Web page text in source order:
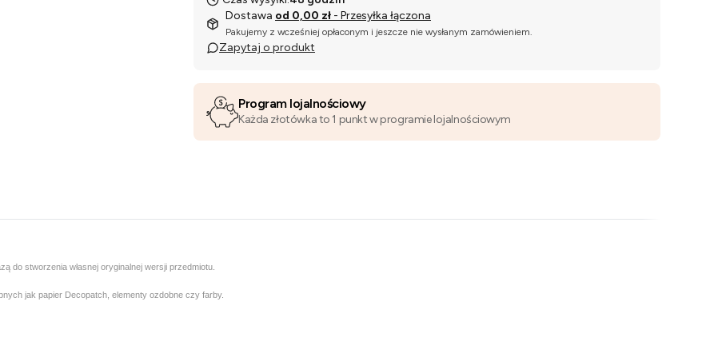
Dostawa od 0,00 zł - Przesyłka łączona
Pakujemy z wcześniej opłaconym i jeszcze nie wysłanym zamówieniem.
Zapytaj o produkt
Program lojalnościowy
Każda złotówka to 1 punkt w programie lojalnościowym
do stworzenia własnej oryginalnej wersji przedmiotu.
jak papier Decopatch, elementy ozdobne czy farby.